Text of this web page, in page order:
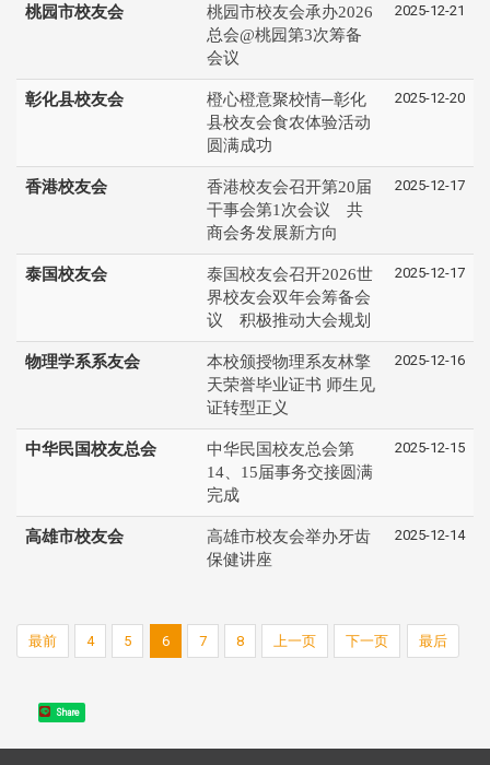
桃园市校友会
桃园市校友会承办2026
总会@桃园第3次筹备
会议
2025-12-21
彰化县校友会
橙心橙意聚校情─彰化
县校友会食农体验活动
圆满成功
2025-12-20
香港校友会
香港校友会召开第20届
干事会第1次会议 共
商会务发展新方向
2025-12-17
泰国校友会
泰国校友会召开2026世
界校友会双年会筹备会
议 积极推动大会规划
2025-12-17
物理学系系友会
本校颁授物理系友林擎
天荣誉毕业证书 师生见
证转型正义
2025-12-16
中华民国校友总会
中华民国校友总会第
14、15届事务交接圆满
完成
2025-12-15
高雄市校友会
高雄市校友会举办牙齿
保健讲座
2025-12-14
最前 4 5 6 7 8 上一页 下一页 最后
Share